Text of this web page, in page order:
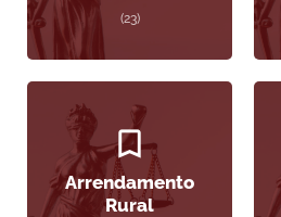
(23)
Arrendamento
Rural